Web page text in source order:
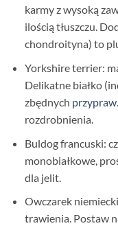
karmy z wysoką
ilością tłuszczu.
chondroityna) to
Yorkshire terrier:
Delikatne białko
zbędnych przypraw
rozdrobnienia.
Buldog francuski:
monobiałkowe,
dla jelit.
Owczarek
trawienia. Postaw